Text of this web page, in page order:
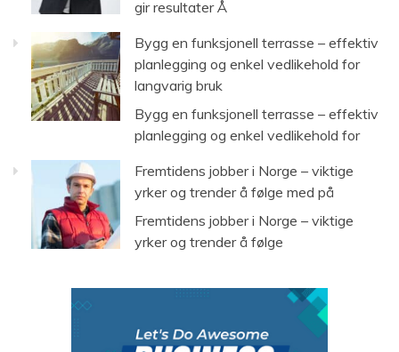
gir resultater Å
Bygg en funksjonell terrasse – effektiv
planlegging og enkel vedlikehold for
langvarig bruk
Bygg en funksjonell terrasse – effektiv
planlegging og enkel vedlikehold for
Fremtidens jobber i Norge – viktige
yrker og trender å følge med på
Fremtidens jobber i Norge – viktige
yrker og trender å følge